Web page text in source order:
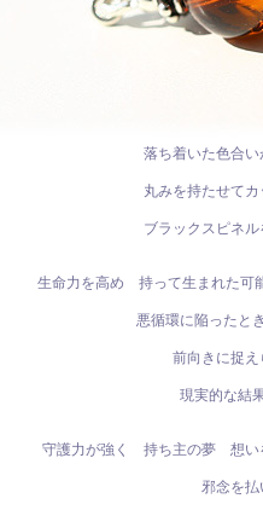
落ち着いた色合
丸みを持たせて
ブラックスピネル
生命力を高め 持って生まれた可
悪循環に陥った
前向きに捉
現実的な結
守護力が強く 持ち主の夢 想い
邪念を